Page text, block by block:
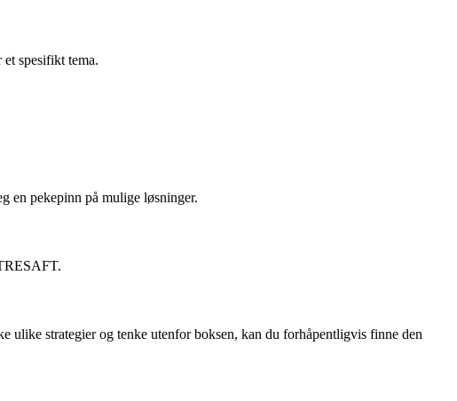
spesifikt tema.
en pekepinn på mulige løsninger.
ulike strategier og tenke utenfor boksen, kan du forhåpentligvis finne den